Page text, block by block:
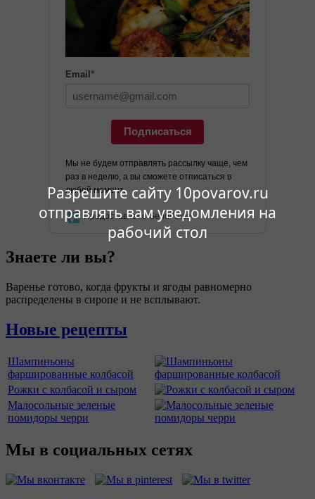
Разрешите сайту 10povarov.ru
отправлять вам уведомления на
рабочий стол
Email *
Подписаться
Мы не будем отправлять рассылку чаще, чем
раз в неделю, а вы сможете отписаться в
любой момент.
Предоставлено SendPulse
Знаете ли вы?
Варенье готово, когда фрукты и ягоды равномерно
распределены в сиропе и не всплывают.
Новые рецепты
Шампиньоны
фаршированные колбасой
Рожки с колбасой и сыром
Малосольные зеленые
помидоры черри
Мы в социальных сетях